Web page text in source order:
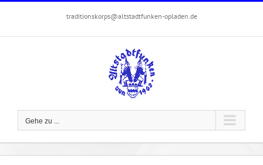
springen
traditionskorps@altstadtfunken-opladen.de
Gehe zu ...